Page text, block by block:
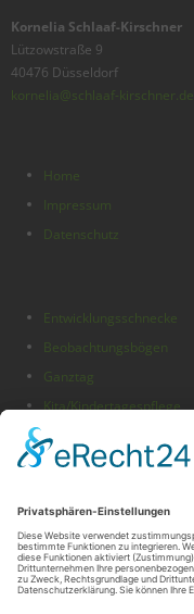
Kornelia Schlaaf-Kirschner
Lützowstraße 9
40476 Düsseldorf
kornelia@schlaaf-kirschner.de
Home
Impressum
Datenschutz
Entwicklungsschnecke
Beobachtungsbögen
Ganztag
Kita/Kindertagespflege